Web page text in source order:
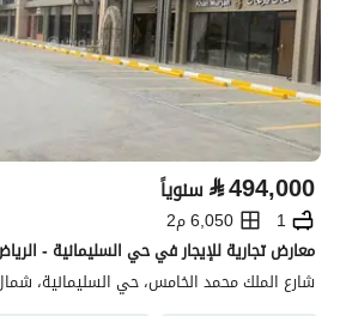
⃁494,000 سنوياً
1
6,050 م2
معارض تجارية للإيجار في حي السليمانية -
شارع الملك محمد الخامس، حي السليمانية،